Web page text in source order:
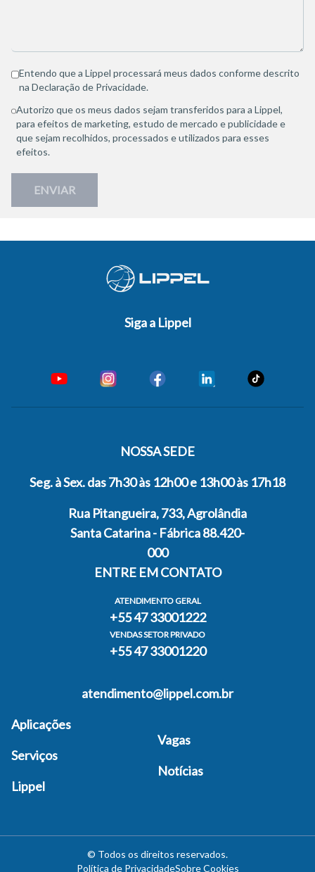
Entendo que a Lippel processará meus dados conforme descrito
naDeclaração de Privacidade.
Autorizo que os meus dados sejam transferidos para a Lippel,
para efeitos de marketing, estudo de mercado e publicidade e
que sejam recolhidos, processados e utilizados para esses
efeitos.
ENVIAR
Siga a Lippel
NOSSA SEDE
Seg. à Sex. das 7h30 às 12h00 e 13h00 às 17h18
Rua Pitangueira, 733, Agrolândia
Santa Catarina - Fábrica 88.420-
000
ENTRE EM CONTATO
ATENDIMENTO GERAL
+55 47 33001222
VENDAS SETOR PRIVADO
+55 47 33001220
atendimento@lippel.com.br
Aplicações
Serviços
Lippel
Vagas
Notícias
© Todos os direitos reservados.
Política de PrivacidadeSobre Cookies